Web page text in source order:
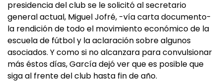
presidencia del club se le solicitó al secretario
general actual, Miguel Jofré, -vía carta documento-
la rendición de todo el movimiento económico de la
escuela de fútbol y la aclaración sobre algunos
asociados. Y como si no alcanzara para convulsionar
más éstos días, García dejó ver que es posible que
siga al frente del club hasta fin de año.